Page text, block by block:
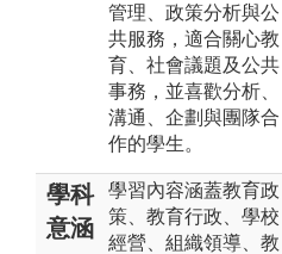
管理、政策分析與公
共服務，適合關心教
育、社會議題及公共
事務，並喜歡分析、
溝通、企劃與團隊合
作的學生。
學科
意涵
學習內容涵蓋教育政
策、教育行政、學校
經營、組織領導、教